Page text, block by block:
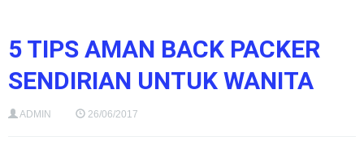
5 TIPS AMAN BACK PACKER
SENDIRIAN UNTUK WANITA
ADMIN 26/06/2017